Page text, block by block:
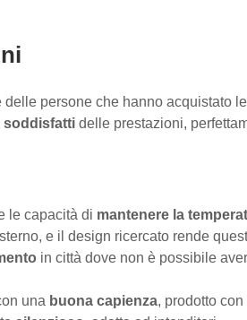
delle persone che hanno acquistato
soddisfatti delle prestazioni,
le capacità di mantenere la
e il design ricercato rende
in città dove non è possibile
una buona capienza, prodotto